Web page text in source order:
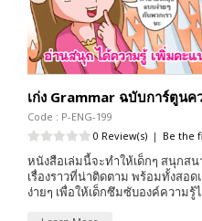
เก่ง Grammar ฉบับการ์ตูนค
Code : P-ENG-199
0 Review(s) | Be the
หนังสือเล่มนี้จะทำให้เด็กๆ สนุกส
เรื่องราวที่น่าติดตาม พร้อมทั้งสอ
ง่ายๆ เพื่อให้เด็กซึมซับองค์ความ